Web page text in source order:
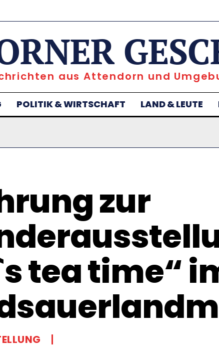
aus Attendorn und
POLITIK & WIRTSCHAFT LAND & LEUTE
zur
tea time“